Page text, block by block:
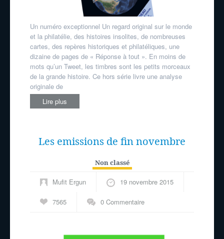
Un numéro exceptionnel Un regard original sur le monde
et la philatélie, des histoires insolites, de nombreuses
cartes, des repères historiques et philatéliques, une
dizaine de pages de « Réponse à tout ». En moins de
mots qu’un Tweet, les timbres sont les petits morceaux
de la grande histoire. Ce hors série livre une analyse
originale de
Lire plus
Les emissions de fin novembre
Non classé
Mufit Ergun 19 novembre 2015
7565 0 Commentaire